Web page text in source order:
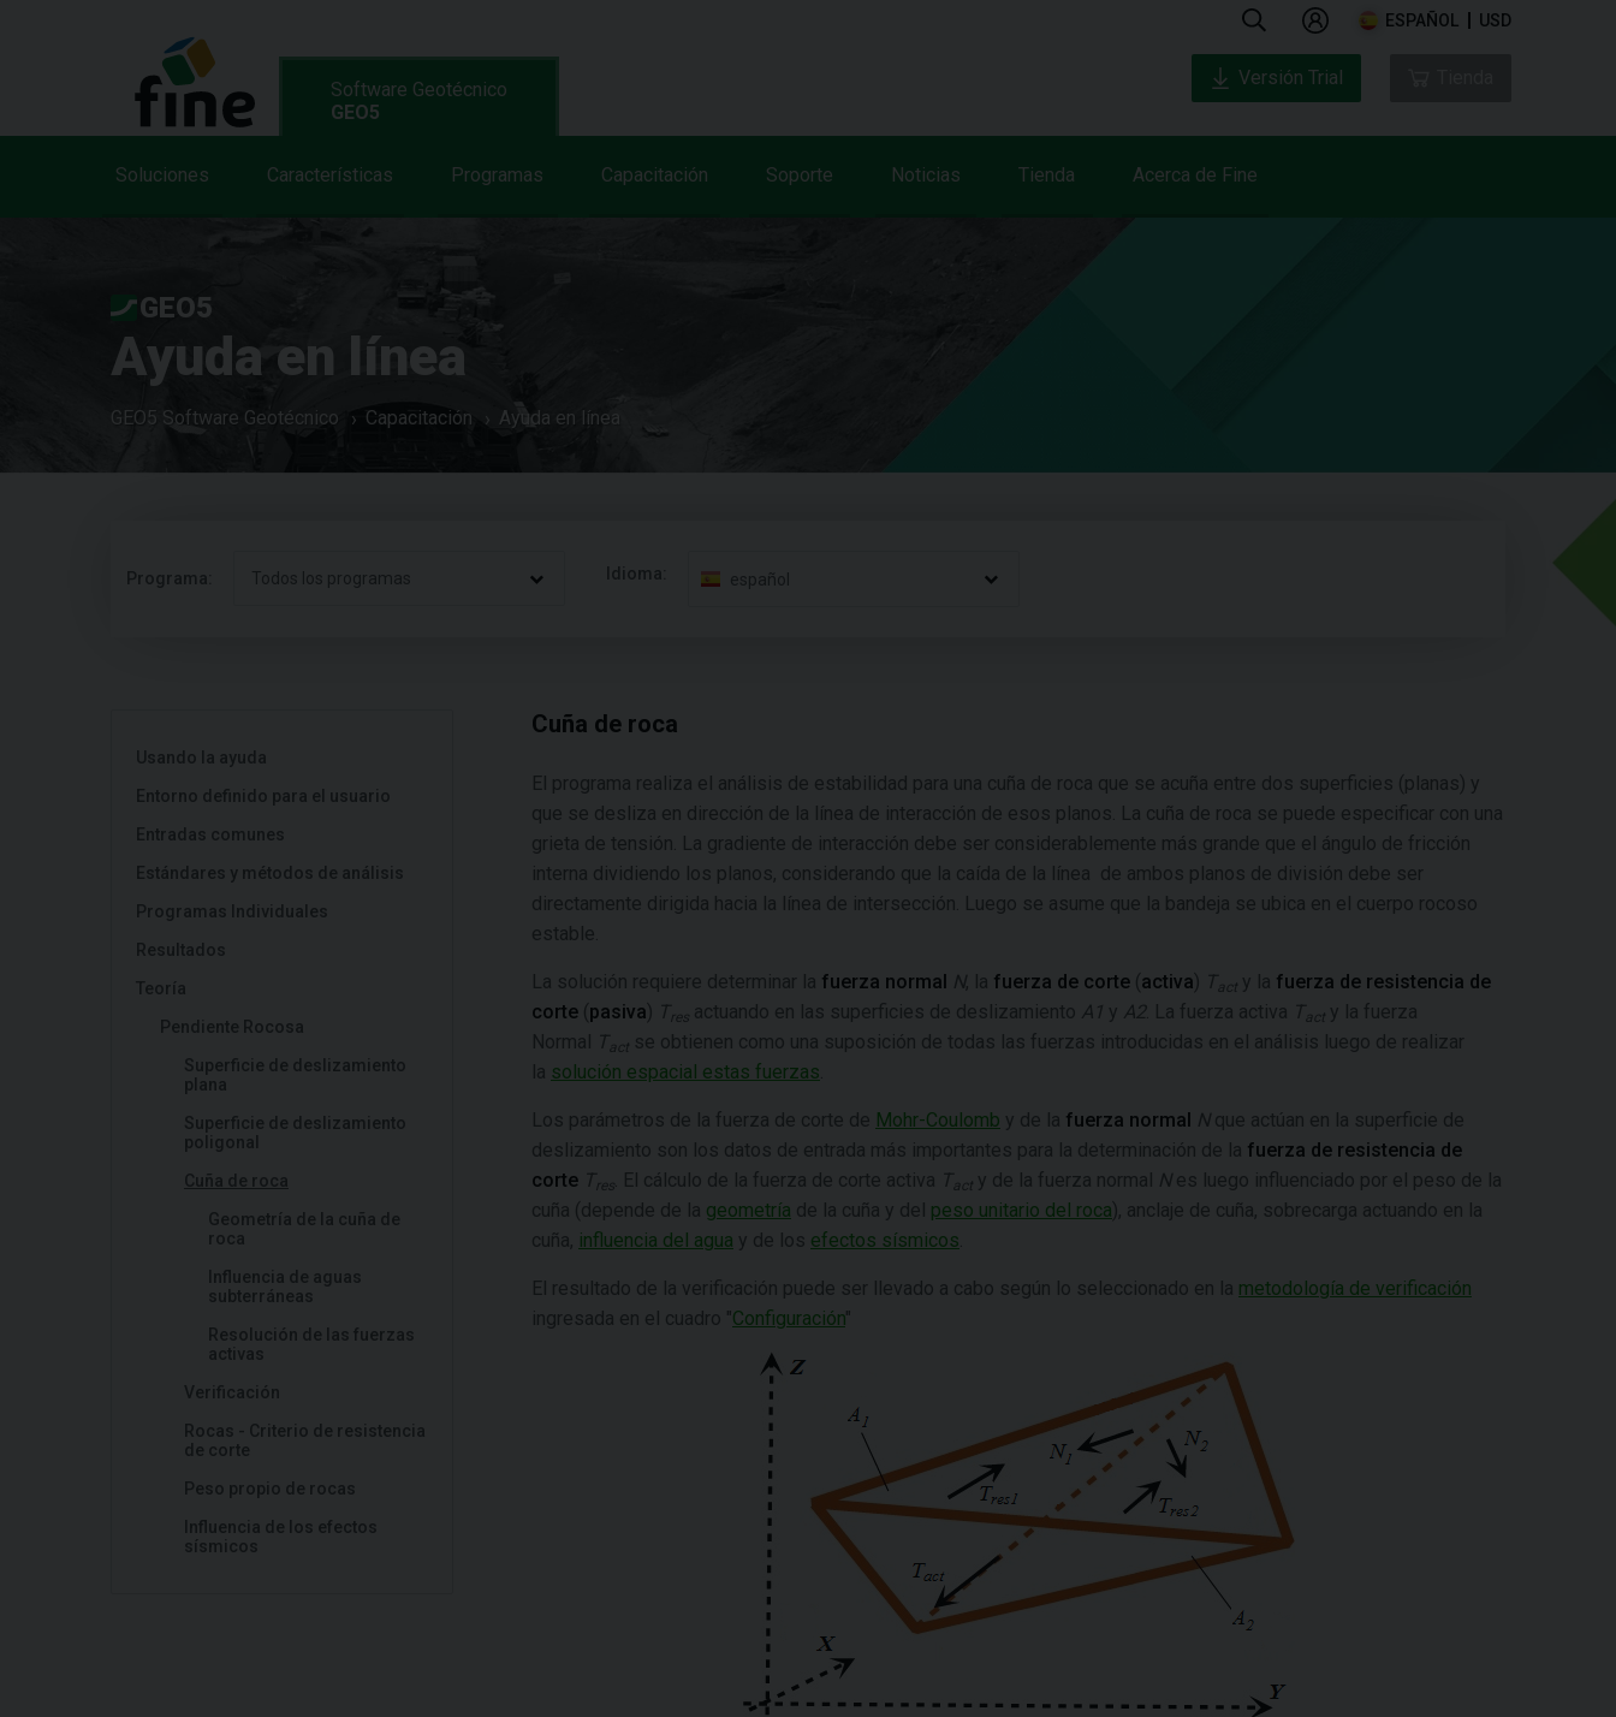
ESPAÑOL USD
Software Geotécnico
GEO5
Soluciones Características Programas Capacitación Soporte Noticias Tienda Acerca de Fine
Versión Trial
GEO5
Ayuda en línea
GEO5 Software Geotécnico Capacitación Ayuda en línea
Programa: Todos los programas Idioma: español
Usando la ayuda
Entorno definido para el usuario
Entradas comunes
Estándares y métodos de análisis
Programas Individuales
Resultados
Teoría
Pendiente Rocosa
Superficie de deslizamiento
plana
Superficie de deslizamiento
poligonal
Cuña de roca
Geometría de la cuña de
roca
Influencia de aguas
subterráneas
Resolución de las fuerzas
activas
Verificación
Rocas - Criterio de resistencia
de corte
Peso propio de rocas
Influencia de los efectos
sísmicos
Cuña de roca
El programa realiza el análisis de estabilidad para una cuña de roca que se acuña entre dos superficies (planas) y
que se desliza en dirección de la línea de interacción de esos planos. La cuña de roca se puede especificar con una
grieta de tensión. La gradiente de interacción debe ser considerablemente más grande que el ángulo de fricción
interna dividiendo los planos, considerando que la caída de la línea de ambos planos de división debe ser
directamente dirigida hacia la línea de intersección. Luego se asume que la bandeja se ubica en el cuerpo rocoso
estable.
La solución requiere determinar la fuerza normal N, la fuerza de corte ( activa) T act y la fuerza de resistencia de
corte ( pasiva) Tres actuando en las superficies de deslizamiento A1 y A2. La fuerza activa T act y la fuerza
Normal T act se obtienen como una suposición de todas las fuerzas introducidas en el análisis luego de realizar
la solución espacial estas fuerzas
Los parámetros de la fuerza de corte de Mohr-Coulomb y de la fuerza normal Nque actúan en la superficie de
deslizamiento son los datos de entrada más importantes para la determinación de la fuerza de resistencia de
corte Tres . El cálculo de la fuerza de corte activa T act y de la fuerza normal Nes luego influenciado por el peso de la
cuña (depende de la geometría de la cuña y del peso unitario del roca), anclaje de cuña, sobrecarga actuando en la
cuña, influencia del agua y de los efectos sísmicos
El resultado de la verificación puede ser llevado a cabo según lo seleccionado en la metodología de verificación
ingresada en el cuadro "Configuración"